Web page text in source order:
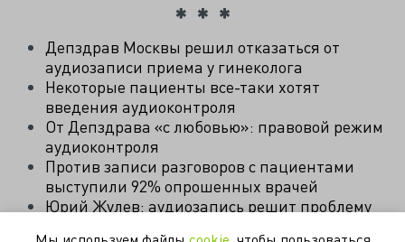
Депздрав Москвы решил отказаться от
аудиозаписи приема у гинеколога
Некоторые пациенты все-таки хотят
введения аудиоконтроля
От Депздрава «с любовью»: правовой режим
аудиоконтроля
Против записи разговоров с пациентами
выступили 92% опрошенных врачей
Юрий Жулев: аудиозапись решит проблему